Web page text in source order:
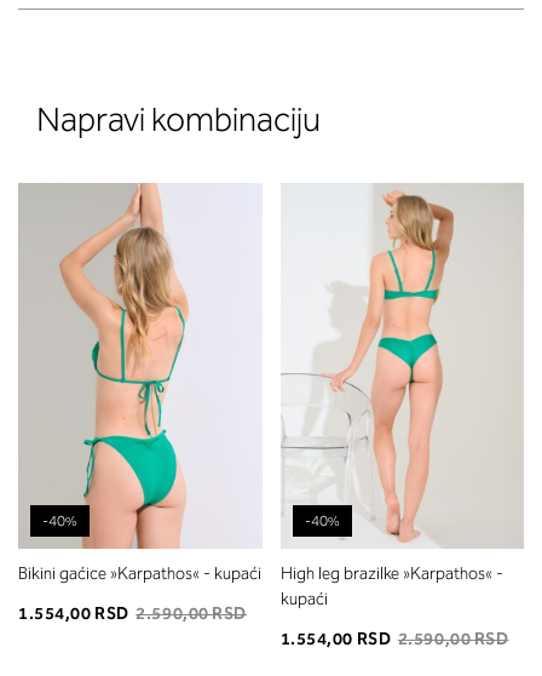
Napravi kombinaciju
-40%
Bikini gaćice »Karpathos« - kupaći
1.554,00 RSD 2.590,00 RSD
-40%
High leg brazilke »Karpathos« -
kupaći
1.554,00 RSD 2.590,00 RSD